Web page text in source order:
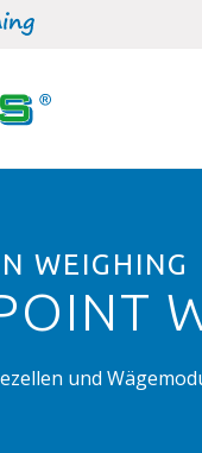
WEIGHING
und